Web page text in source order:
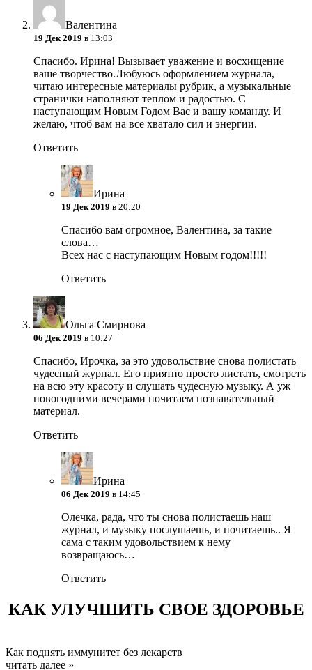
Валентина
19 Дек 2019 в 13:03
Спасибо. Ирина! Вызывает уважение и восхищение
ваше творчество.Любуюсь оформлением журнала,
читаю интересные материалы рубрик, а музыкальные
странички наполняют теплом и радостью. С
наступающим Новым Годом Вас и вашу команду. И
желаю, чтоб вам на все хватало сил и энергии.
Ответить
Ирина
19 Дек 2019 в 20:20
Спасибо вам огромное, Валентина, за такие
слова…
Всех нас с наступающим Новым годом!!!!!
Ответить
Ольга Смирнова
06 Дек 2019 в 10:27
Спасибо, Ирочка, за это удовольствие снова полистать
чудесный журнал. Его приятно просто листать, смотреть
на всю эту красоту и слушать чудесную музыку. А уж
новогодними вечерами почитаем познавательный
материал.
Ответить
Ирина
06 Дек 2019 в 14:45
Олечка, рада, что ты снова полистаешь наш
журнал, и музыку послушаешь, и почитаешь.. Я
сама с таким удовольствием к нему
возвращаюсь…
Ответить
КАК УЛУЧШИТЬ СВОЕ ЗДОРОВЬЕ
Как поднять иммунитет без лекарств
читать далее »